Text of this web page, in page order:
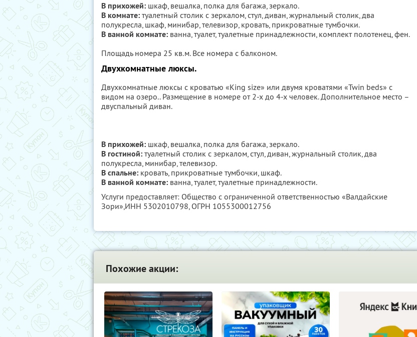
В прихожей: шкаф, вешалка, полка для багажа, зеркало.
В комнате: туалетный столик с зеркалом, стул, диван, журнальный столик, два
полукресла, шкаф, минибар, телевизор, кровать, прикроватные тумбочки.
В ванной комнате: ванна, туалет, туалетные принадлежности, комплект полотенец, фен.
Площадь номера 25 кв.м. Все номера с балконом.
Двухкомнатные люксы.
Двухкомнатные люксы с кроватью «King size» или двумя кроватями «Twin beds» с
видом на озеро.. Размещение в номере от 2-х до 4-х человек. Дополнительное место –
двуспальный диван.
В прихожей: шкаф, вешалка, полка для багажа, зеркало.
В гостиной: туалетный столик с зеркалом, стул, диван, журнальный столик, два
полукресла, минибар, телевизор.
В спальне: кровать, прикроватные тумбочки, шкаф.
В ванной комнате: ванна, туалет, туалетные принадлежности.
Услуги предоставляет: Общество с ограниченной ответственностью «Валдайские
Зори»,ИНН 5302010798, ОГРН 1055300012756
Похожие акции: